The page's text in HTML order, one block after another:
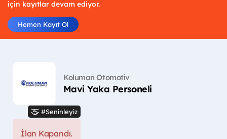
için kayıtlar devam ediyor.
Hemen Kayıt Ol
Koluman Otomotiv
Mavi Yaka Personeli
#Seninleyiz
İlan Kapandı.